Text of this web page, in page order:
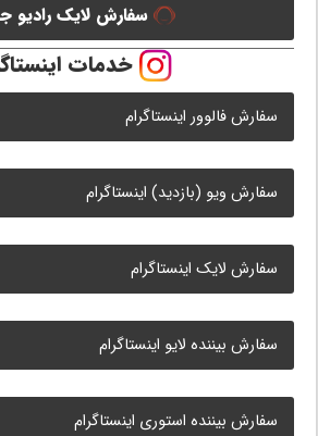
سفارش لایک رادیو
خدمات
سفارش فالوور اینستاگرام
سفارش ویو (بازدید) اینستاگرام
سفارش لایک اینستاگرام
سفارش بیننده لایو اینستاگرام
سفارش بیننده استوری اینستاگرام